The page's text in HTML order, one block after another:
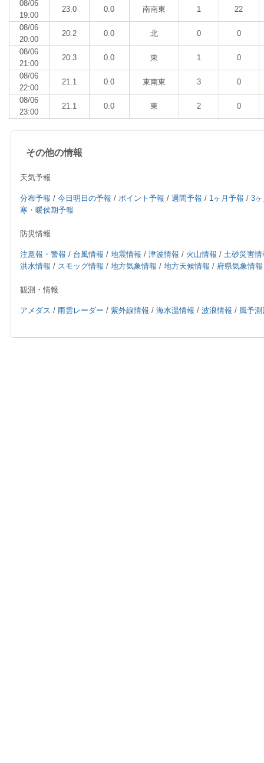
08/06
19:00
23.0 0.0 南南東 1 22
08/06
20:00
20.2 0.0 北 0 0
08/06
21:00
20.3 0.0 東 1 0
08/06
22:00
21.1 0.0 東南東 3 0
08/06
23:00
21.1 0.0 東 2 0
その他の情報
天気予報
分布予報 / 今日明日の予報 / ポイント予報 / 週間予報 / 1ヶ月予報 / 3
寒・暖侯期予報
防災情報
注意報・警報 / 台風情報 / 地震情報 / 津波情報 / 火山情報 / 土砂災害情
洪水情報 / スモッグ情報 / 地方気象情報 / 地方天候情報 / 府県気象情報
観測・情報
アメダス / 雨雲レーダー / 紫外線情報 / 海水温情報 / 波浪情報 / 風予測